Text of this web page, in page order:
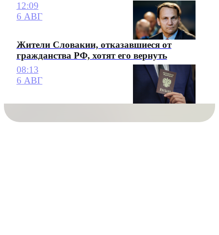
12:09
6 АВГ
Жители Словакии, отказавшиеся от
гражданства РФ, хотят его вернуть
08:13
6 АВГ